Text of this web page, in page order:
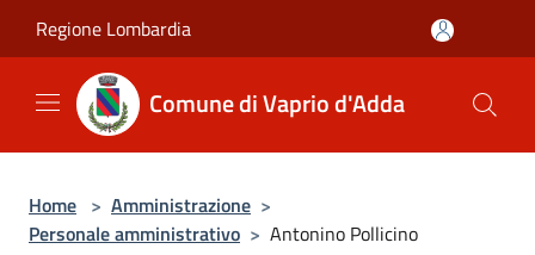
Regione Lombardia
Comune di Vaprio d'Adda
Home > Amministrazione >
Personale amministrativo > Antonino Pollicino